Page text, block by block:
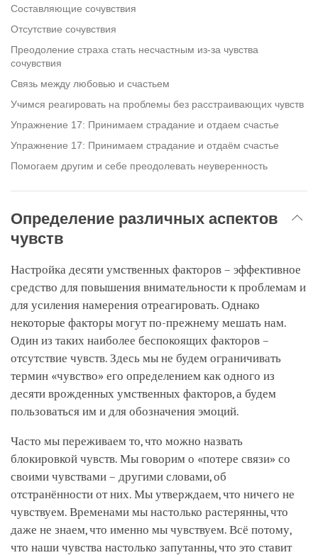
Составляющие сочувствия
Отсутствие сочувствия
Преодоление страха стать несчастным из-за чувства
сочувствия
Связь между любовью и счастьем
Учимся реагировать на проблемы без расстраивающих чувств
Упражнение 17: Принимаем страдание и отдаем счастье
Упражнение 17: Принимаем страдание и отдаём счастье
Помогаем другим и себе преодолевать неуверенность
Определение различных аспектов
чувств
Настройка десяти умственных факторов – эффективное
средство для повышения внимательности к проблемам и
для усиления намерения отреагировать. Однако
некоторые факторы могут по-прежнему мешать нам.
Один из таких наиболее беспокоящих факторов –
отсутствие чувств. Здесь мы не будем ограничивать
термин «чувство» его определением как одного из
десяти врожденных умственных факторов, а будем
пользоваться им и для обозначения эмоций.
Часто мы переживаем то, что можно назвать
блокировкой чувств. Мы говорим о «потере связи» со
своими чувствами – другими словами, об
отстранённости от них. Мы утверждаем, что ничего не
чувствуем. Временами мы настолько растерянны, что
даже не знаем, что именно мы чувствуем. Всё потому,
что наши чувства настолько запутанны, что это ставит